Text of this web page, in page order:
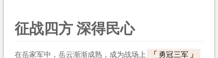
征战四方 深得民心
在岳家军中，岳云渐渐成熟，成为战场上
勇冠三军